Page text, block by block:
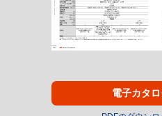
電子カタ